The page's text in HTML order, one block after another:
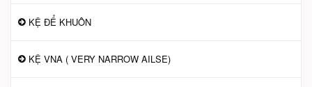
KỆ ĐỂ KHUÔN
KỆ VNA ( VERY NARROW AILSE)